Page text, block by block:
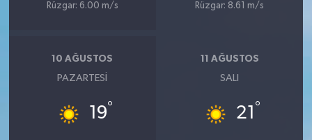
Rüzgar: 6.00 m/s
Rüzgar: 8.61 m/s
10 AĞUSTOS
PAZARTESI
19°
11 AĞUSTOS
SALI
21 °